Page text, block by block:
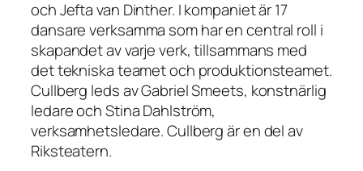
och Jefta van Dinther. I kompaniet är 17
dansare verksamma som har en central roll i
skapandet av varje verk, tillsammans med
det tekniska teamet och produktionsteamet.
Cullberg leds av Gabriel Smeets, konstnärlig
ledare och Stina Dahlström,
verksamhetsledare. Cullberg är en del av
Riksteatern.